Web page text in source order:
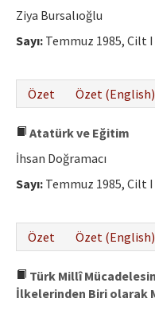
Ziya Bursalıoğlu
Sayı: Temmuz 1985, Cilt I
Özet
Özet (English)
Atatürk ve Eğitim
İhsan Doğramacı
Sayı: Temmuz 1985, Cilt I
Özet
Özet (English)
Türk Millî
İlkelerinden Biri olarak